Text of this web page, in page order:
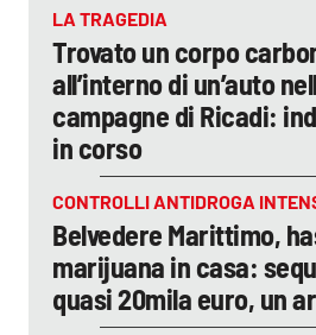
LA TRAGEDIA
Trovato un corpo
all’interno di un’auto
campagne di Ricadi:
in corso
CONTROLLI ANTIDROGA
Belvedere Marittimo,
marijuana in casa:
quasi 20mila euro, un